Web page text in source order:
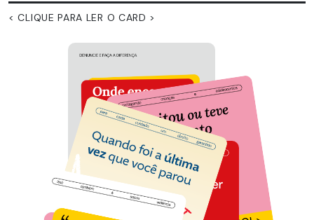
< CLIQUE PARA LER O CARD >